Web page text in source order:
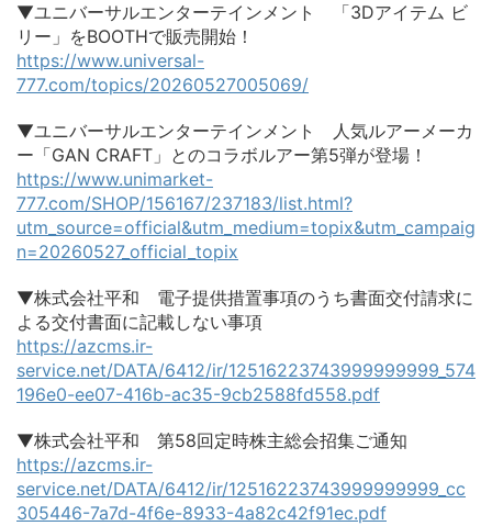
▼ユニバーサルエンターテインメント 「3Dアイテム ビ
リー」をBOOTHで販売開始！
https://www.universal-
777.com/topics/20260527005069/
▼ユニバーサルエンターテインメント 人気ルアーメーカ
ー「GAN CRAFT」とのコラボルアー第5弾が登場！
https://www.unimarket-
777.com/SHOP/156167/237183/list.html?
utm_source=official&utm_medium=topix&utm_campaig
n=20260527_official_topix
▼株式会社平和 電子提供措置事項のうち書面交付請求に
よる交付書面に記載しない事項
https://azcms.ir-
service.net/DATA/6412/ir/12516223743999999999_574
196e0-ee07-416b-ac35-9cb2588fd558.pdf
▼株式会社平和 第58回定時株主総会招集ご通知
https://azcms.ir-
service.net/DATA/6412/ir/12516223743999999999_cc
305446-7a7d-4f6e-8933-4a82c42f91ec.pdf